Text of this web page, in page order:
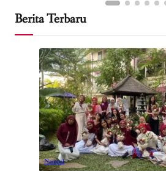
Berita Terbaru
Nasional